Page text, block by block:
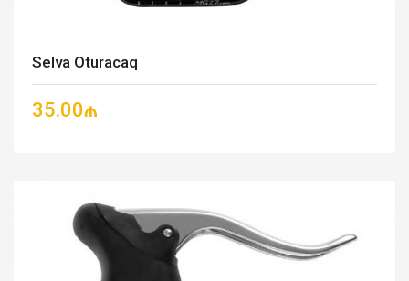
Selva Oturacaq
35.00₼